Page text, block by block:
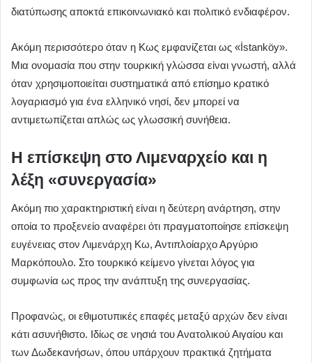
διατύπωσης αποκτά επικοινωνιακό και πολιτικό ενδιαφέρον.
Ακόμη περισσότερο όταν η Κως εμφανίζεται ως «İstanköy».
Μια ονομασία που στην τουρκική γλώσσα είναι γνωστή, αλλά
όταν χρησιμοποιείται συστηματικά από επίσημο κρατικό
λογαριασμό για ένα ελληνικό νησί, δεν μπορεί να
αντιμετωπίζεται απλώς ως γλωσσική συνήθεια.
Η επίσκεψη στο Λιμεναρχείο και η
λέξη «συνεργασία»
Ακόμη πιο χαρακτηριστική είναι η δεύτερη ανάρτηση, στην
οποία το προξενείο αναφέρει ότι πραγματοποίησε επίσκεψη
ευγένειας στον Λιμενάρχη Κω, Αντιπλοίαρχο Αργύριο
Μαρκόπουλο. Στο τουρκικό κείμενο γίνεται λόγος για
συμφωνία ως προς την ανάπτυξη της συνεργασίας.
Προφανώς, οι εθιμοτυπικές επαφές μεταξύ αρχών δεν είναι
κάτι ασυνήθιστο. Ιδίως σε νησιά του Ανατολικού Αιγαίου και
των Δωδεκανήσων, όπου υπάρχουν πρακτικά ζητήματα